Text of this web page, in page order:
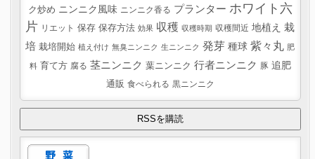
ク炒め ニンニク風味 ニンニク香る プランター ホワイト六
片 リエット 保存 保存方法 効果 収穫 収穫時期 収穫間近 地植え 栽
培 栽培開始 植え付け 無臭ニンニク 生ニンニク 発芽 種球 紫々丸 肥
料 育て方 腐る 茎ニンニク 葉ニンニク 行者ニンニク 豚 追肥
通販 食べられる 黒ニンニク